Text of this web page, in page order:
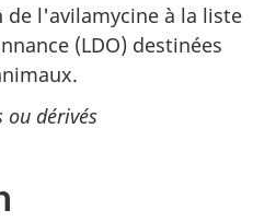
l'avilamycine à la liste
(LDO) destinées
ou dérivés